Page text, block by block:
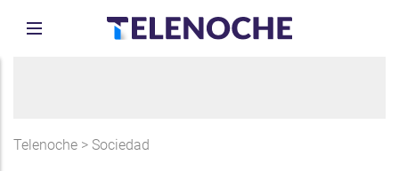
Telenoche > Sociedad